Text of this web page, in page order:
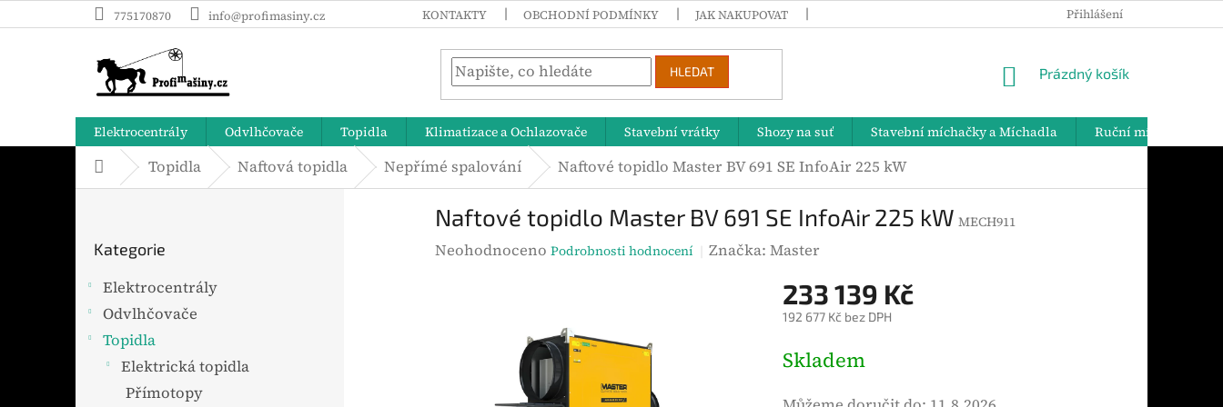
na
775170870 info@profimasiny.cz KONTAKTY OBCHODNÍ PODMÍNKY JAK NAKUPOVAT DOPRAVA A PLATBY
Přihlášení
HLEDAT
NÁKUPNÍ
Prázdný košík
Elektrocentrály Odvlhčovače Topidla Klimatizace a Ochlazovače Stavební vrátky Shozy na suť Stavební míchačky a Míchadla Ruční míchadla
DomůTopidla Naftová topidla Nepřímé spalování Naftové topidlo Master BV 691 SE InfoAir 225 kW
kategorie
Kategorie
Elektrocentrály
Odvlhčovače
Topidla
Elektrická topidla
Přímotopy
Naftové topidlo Master BV 691 SE InfoAir 225 kW MECH911
P
Neohodnoceno Podrobnosti hodnocení Značka:Master
233 139 Kč
192 677 Kč bez DPH
ě
Skladem